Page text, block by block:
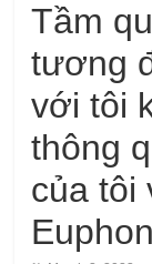
Tầm
tương
với tôi
thông
của tôi